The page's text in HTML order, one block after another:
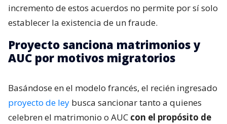
incremento de estos acuerdos no permite por sí solo
establecer la existencia de un fraude.
Proyecto sanciona matrimonios y
AUC por motivos migratorios
Basándose en el modelo francés, el recién ingresado
proyecto de ley busca sancionar tanto a quienes
celebren el matrimonio o AUC con el propósito de